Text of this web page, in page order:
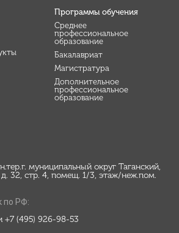
Программы обучения
Среднее
профессиональное
образование
Бакалавриат
Магистратура
Дополнительное
профессиональное
образование
муниципальный округ Таганский,
32, стр. 4, помещ. 1/3, этаж/неж.пом.
по РФ:
+7 (495) 926-98-53